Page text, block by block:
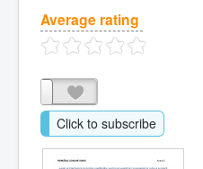
Average rating
Click to subscribe